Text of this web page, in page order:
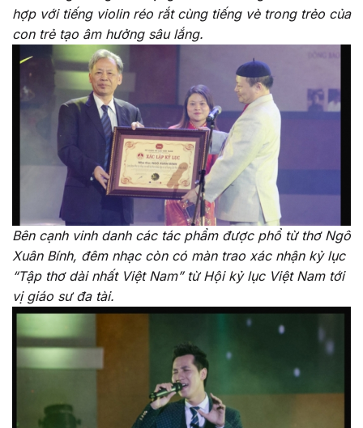
hợp với tiếng violin réo rắt cùng tiếng vè trong trẻo của
con trẻ tạo âm hưởng sâu lắng.
Bên cạnh vinh danh các tác phẩm được phổ từ thơ Ngô
Xuân Bính, đêm nhạc còn có màn trao xác nhận kỷ lục
“Tập thơ dài nhất Việt Nam” từ Hội kỷ lục Việt Nam tới
vị giáo sư đa tài.